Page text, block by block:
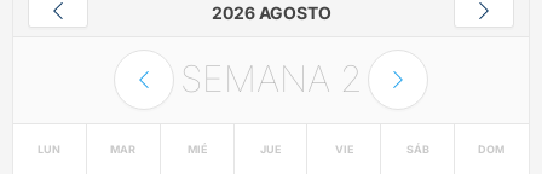
2026 AGOSTO
SEMANA 2
LUN MAR MIÉ JUE VIE SÁB DOM